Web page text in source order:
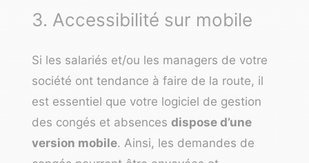
3. Accessibilité sur mobile
Si les salariés et/ou les managers de votre
société ont tendance à faire de la route, il
est essentiel que votre logiciel de gestion
des congés et absences dispose d’une
version mobile. Ainsi, les demandes de